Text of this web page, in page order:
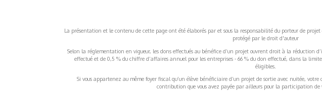
La présentation et le contenu de cette page ont été élaborés par et sous la responsabilité du porteur de
protégé par le droit d'auteur
Selon la réglementation en vigueur, les dons effectués au bénéfice d’un projet ouvrent droit à la réduction
effectué et de 0,5 % du chiffre d’affaires annuel pour les entreprises - 66 % du don effectué, dans la
éligibles.
Si vous appartenez au même foyer fiscal qu’un élève bénéficiaire d’un projet de sortie avec nuitée,
contribution que vous avez payée par ailleurs pour la participation de